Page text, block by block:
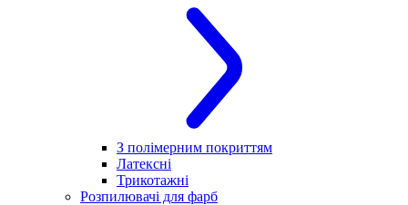
З полімерним покриттям
Латексні
Трикотажні
Розпилювачі для фарб